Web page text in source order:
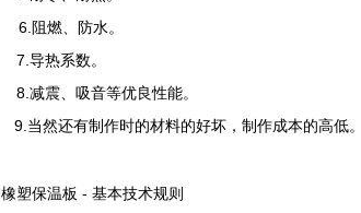
6.阻燃、防水。
7.导热系数。
8.减震、吸音等优良性能。
9.当然还有制作时的材料的好坏，制作成本的高低。
橡塑保温板 - 基本技术规则